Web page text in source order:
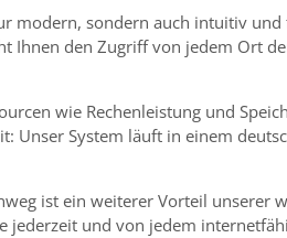
modern, sondern auch intuitiv
Ihnen den Zugriff von jedem Ort
wie Rechenleistung und
Unser System läuft in einem
ist ein weiterer Vorteil unserer
jederzeit und von jedem